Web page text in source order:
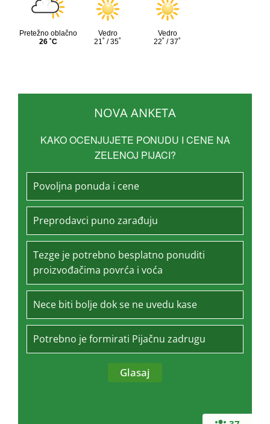
NOVA ANKETA
KAKO OCENJUJETE PONUDU I CENE NA
ZELENOJ PIJACI?
Povoljna ponuda i cene
Preprodavci puno zarađuju
Tezge je potrebno besplatno ponuditi
proizvođačima povrća i voća
Nece biti bolje dok se ne uvedu kase
Potrebno je formirati Pijačnu zadrugu